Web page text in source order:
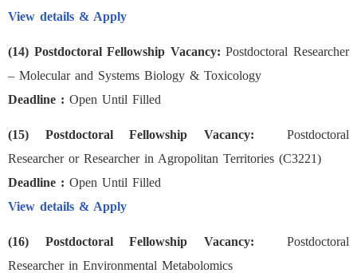
View details & Apply
(14) Postdoctoral Fellowship Vacancy: Postdoctoral Researcher
– Molecular and Systems Biology & Toxicology
Deadline : Open Until Filled
(15) Postdoctoral Fellowship Vacancy: Postdoctoral
Researcher or Researcher in Agropolitan Territories (C3221)
Deadline : Open Until Filled
View details & Apply
(16) Postdoctoral Fellowship Vacancy: Postdoctoral
Researcher in Environmental Metabolomics